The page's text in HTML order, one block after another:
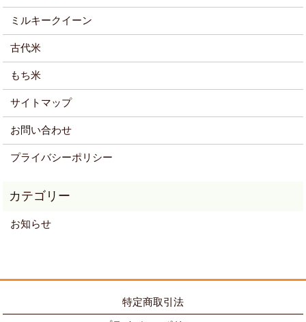
ミルキークイーン
古代米
もち米
サイトマップ
お問い合わせ
プライバシーポリシー
お知らせ
特定商取引法